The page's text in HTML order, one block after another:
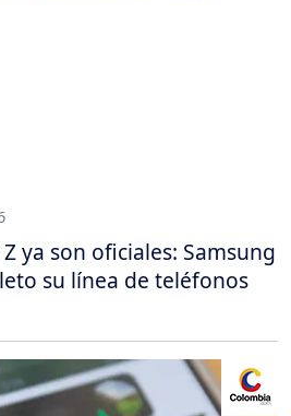
ya son oficiales: Samsung
su línea de teléfonos